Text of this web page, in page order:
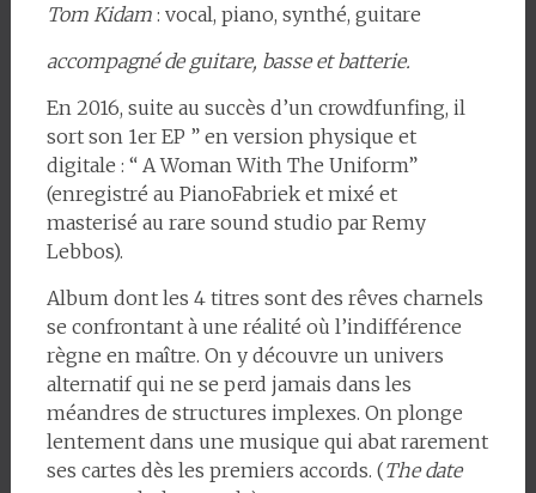
Tom Kidam : vocal, piano, synthé, guitare
accompagné de guitare, basse et batterie.
En 2016, suite au succès d’un crowdfunfing, il
sort son 1er EP ” en version physique et
digitale : “ A Woman With The Uniform”
(enregistré au PianoFabriek et mixé et
masterisé au rare sound studio par Remy
Lebbos).
Album dont les 4 titres sont des rêves charnels
se confrontant à une réalité où l’indifférence
règne en maître. On y découvre un univers
alternatif qui ne se perd jamais dans les
méandres de structures implexes. On plonge
lentement dans une musique qui abat rarement
ses cartes dès les premiers accords. (The date